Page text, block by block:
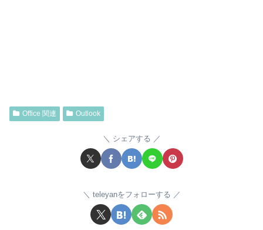
Office 関連 Outlook
シェアする
teleyanをフォローする